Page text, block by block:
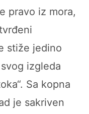
pravo iz mora,
stiže jedino
izgleda
Sa kopna
je sakriven